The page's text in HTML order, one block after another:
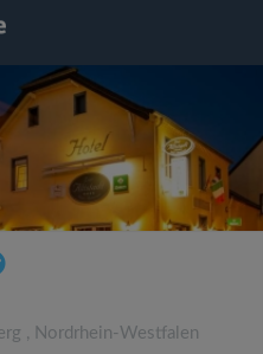
, Nordrhein-Westfalen